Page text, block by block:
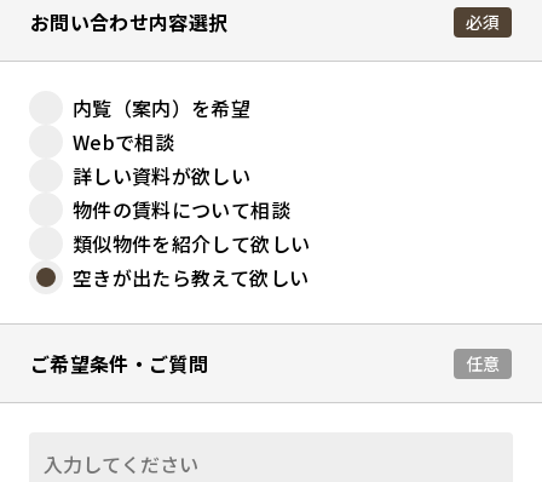
お問い合わせ内容選択 必須
内覧（案内）を希望
Webで相談
詳しい資料が欲しい
物件の賃料について相談
類似物件を紹介して欲しい
空きが出たら教えて欲しい
ご希望条件・ご質問 任意